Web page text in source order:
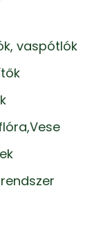
vaspótlók